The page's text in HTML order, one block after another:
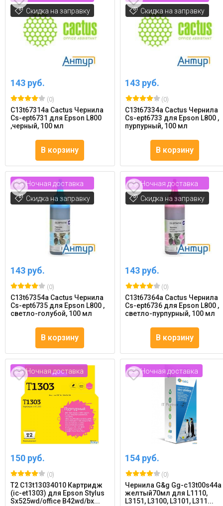
Скидка на заправку
143 руб.
(0)
C13t67314a Cactus Чернила
Cs-ept6731 для Epson L800
,черный, 100 мл
В корзину
Скидка на заправку
143 руб.
(0)
C13t67334a Cactus Чернила
Cs-ept6733 для Epson L800 ,
пурпурный, 100 мл
В корзину
Ночная доставка
Скидка на заправку
143 руб.
(0)
C13t67354a Cactus Чернила
Cs-ept6735 для Epson L800 ,
светло-голубой, 100 мл
В корзину
Ночная доставка
Скидка на заправку
143 руб.
(0)
C13t67364a Cactus Чернила
Cs-ept6736 для Epson L800 ,
светло-пурпурный, 100 мл
В корзину
Ночная доставка
150 руб.
(0)
T2 C13t13034010 Картридж
(ic-et1303) для Epson Stylus
Sx525wd/office B42wd/bx...
Ночная доставка
154 руб.
(0)
Чернила G&g Gg-c13t00s44a
желтый70мл для L1110,
L3151, L3100, L3101, L311...